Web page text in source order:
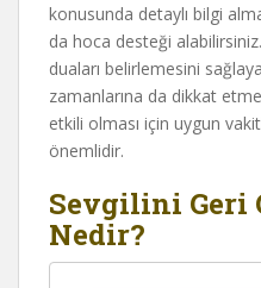
konusunda detaylı bilgi
da hoca desteği
duaları belirlemesini
zamanlarına da dikkat
etkili olması için uygun
önemlidir.
Sevgilini Geri
Nedir?